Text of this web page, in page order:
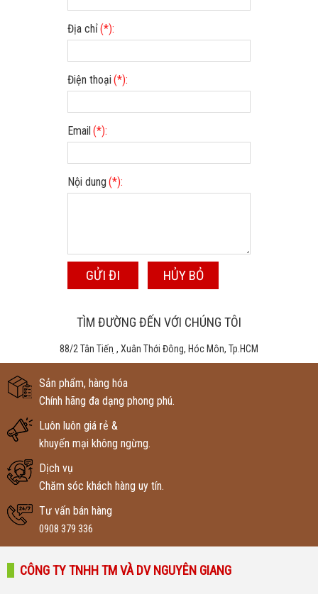
Địa chỉ(*):
Điện thoại (*):
Email (*):
Nội dung (*):
GỬI ĐI HỦY BỎ
TÌM ĐƯỜNG ĐẾN VỚI CHÚNG TÔI
88/2 Tân Tiến ̣, Xuân Thới Đông, Hóc Môn, Tp.HCM
Sản phẩm, hàng hóa
Chính hãng đa dạng phong phú.
Luôn luôn giá rẻ &
khuyến mại không ngừng.
Dịch vụ
Chăm sóc khách hàng uy tín.
Tư vấn bán hàng
0908 379 336
CÔNG TY TNHH TM VÀ DV NGUYÊN GIANG